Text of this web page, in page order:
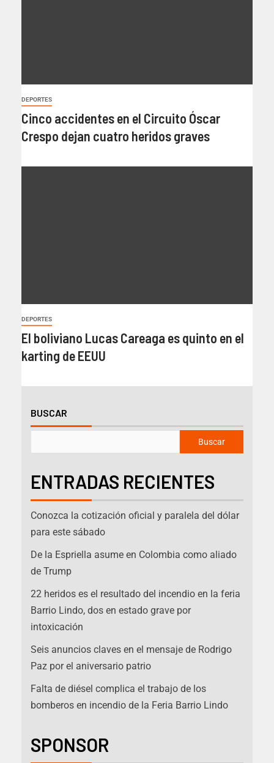
DEPORTES
Cinco accidentes en el Circuito Óscar
Crespo dejan cuatro heridos graves
DEPORTES
El boliviano Lucas Careaga es quinto en el
karting de EEUU
BUSCAR
Buscar
ENTRADAS RECIENTES
Conozca la cotización oficial y paralela del dólar
para este sábado
De la Espriella asume en Colombia como aliado
de Trump
22 heridos es el resultado del incendio en la feria
Barrio Lindo, dos en estado grave por
intoxicación
Seis anuncios claves en el mensaje de Rodrigo
Paz por el aniversario patrio
Falta de diésel complica el trabajo de los
bomberos en incendio de la Feria Barrio Lindo
SPONSOR